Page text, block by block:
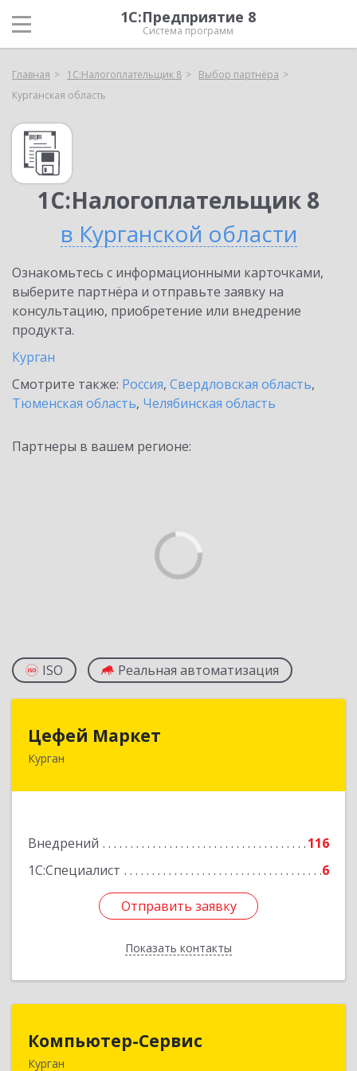
1С:Предприятие 8
Система программ
Главная 1С:Налогоплательщик 8
Выбор партнёра
Курганская область
1С:Налогоплательщик 8
в Курганской области
Ознакомьтесь с информационными карточками,
выберите партнёра и отправьте заявку на
консультацию, приобретение или внедрение
продукта.
Курган
Смотрите также: Россия, Свердловская область,
Тюменская область, Челябинская область
Партнеры в вашем регионе:
ISO Реальная автоматизация
Цефей Маркет
Курган
Внедрений
116
1С:Специалист
6
Отправить заявку
Показать контакты
640002, Курганская обл, Курган г, М.Горького
Отправить заявку
Назад
Компьютер-Сервис
Курган